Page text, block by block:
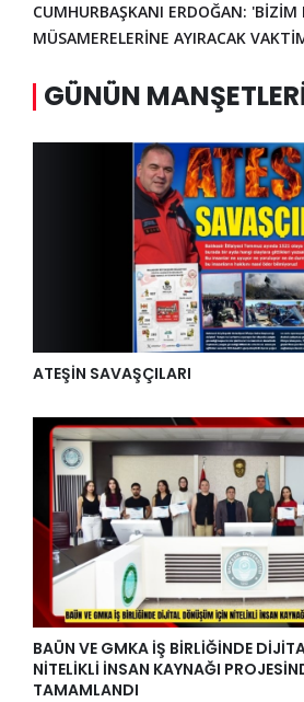
CUMHURBAŞKANI ERDOĞAN: 'BİZİM
MÜSAMERELERİNE AYIRACAK
GÜNÜN
ATEŞİN SAVAŞÇILARI
BAÜN VE GMKA İŞ BİRLİĞİNDE
NİTELİKLİ İNSAN KAYNAĞI
TAMAMLANDI